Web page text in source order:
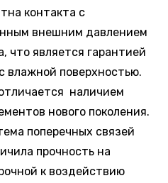
контакта с
внешним давлением
что является гарантией
влажной поверхностью.
наличием
нового поколения.
поперечных связей
прочность на
к воздействию